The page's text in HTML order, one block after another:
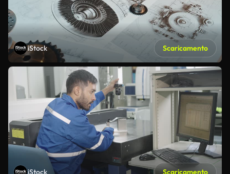
iStock Scaricamento
iStock Scaricamento